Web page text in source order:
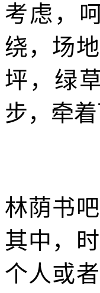
考虑，
绕，场
坪，绿
步，牵
林荫书
其中，
个人或